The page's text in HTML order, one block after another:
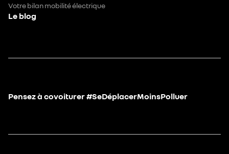
Votre bilan mobilité électrique
Le blog
Pensez à covoiturer #SeDéplacerMoinsPolluer